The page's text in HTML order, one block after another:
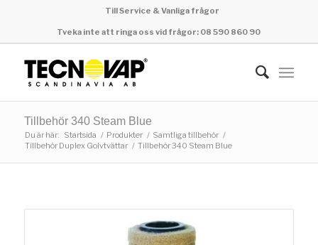
Till Service & Vanliga frågor
Tveka inte att ringa oss vid frågor: 08 590 860 90
Tillbehör 340 Steam Blue
Du är här: Startsida / Produkter / Samtliga tillbehör /
Tillbehör Duplex Golvtvättar / Tillbehör 340 Steam Blue